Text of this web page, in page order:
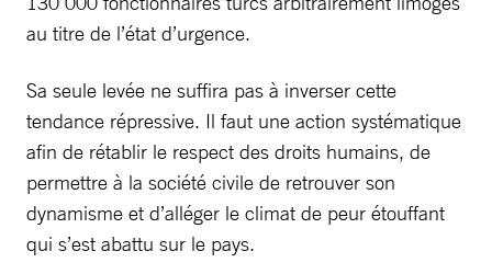
au titre de l’état d’urgence.
Sa seule levée ne suffira pas à inverser cette
tendance répressive. Il faut une action systématique
afin de rétablir le respect des droits humains, de
permettre à la société civile de retrouver son
dynamisme et d’alléger le climat de peur étouffant
qui s’est abattu sur le pays.